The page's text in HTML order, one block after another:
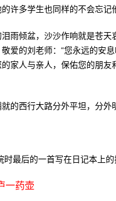
许多学生也同样的不会忘记
倾盆，沙沙作响就是苍天
爱的刘老师：“您永远的安
家人与亲人，保佑您的朋
西行大路分外平坦，分外
最后的一首写在日记本上
药壶